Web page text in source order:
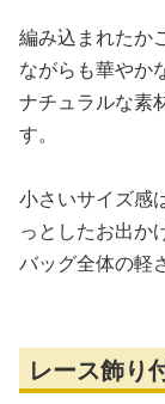
編み込まれたか
ながらも華やか
ナチュラルな素
す。
小さいサイズ感
っとしたお出か
バッグ全体の軽
レース飾り